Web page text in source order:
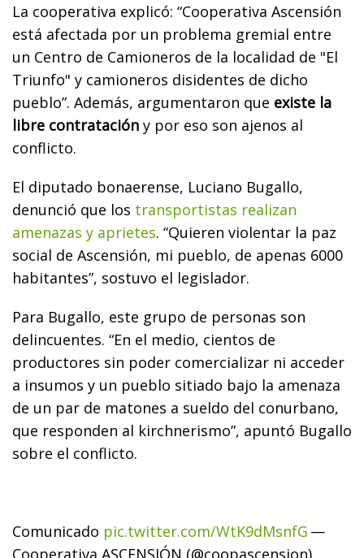
La cooperativa explicó: “Cooperativa Ascensión
está afectada por un problema gremial entre
un Centro de Camioneros de la localidad de "El
Triunfo" y camioneros disidentes de dicho
pueblo”. Además, argumentaron que existe la
libre contratación y por eso son ajenos al
conflicto.
El diputado bonaerense, Luciano Bugallo,
denunció que los transportistas realizan
amenazas y aprietes. “Quieren violentar la paz
social de Ascensión, mi pueblo, de apenas 6000
habitantes”, sostuvo el legislador.
Para Bugallo, este grupo de personas son
delincuentes. “En el medio, cientos de
productores sin poder comercializar ni acceder
a insumos y un pueblo sitiado bajo la amenaza
de un par de matones a sueldo del conurbano,
que responden al kirchnerismo”, apuntó Bugallo
sobre el conflicto.
Comunicado pic.twitter.com/WtK9dMsnfG —
Cooperativa ASCENSIÓN (@coopascension)